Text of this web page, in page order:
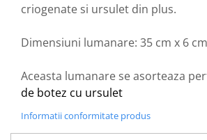
criogenate si ursulet din plus.
Dimensiuni lumanare: 35 cm x 6 cm
Aceasta lumanare se asorteaza
de botez cu ursulet
Informatii conformitate produs